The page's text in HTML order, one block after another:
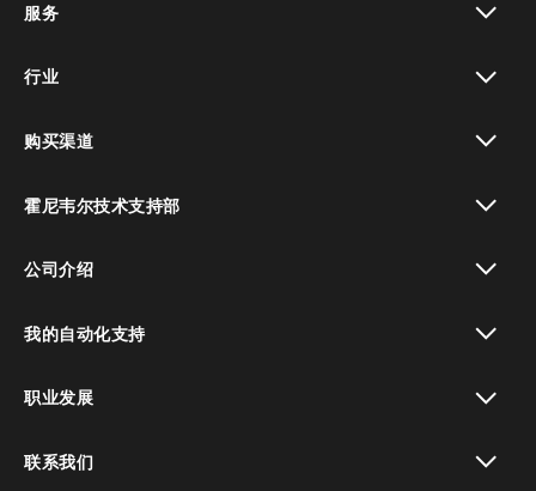
服务
行业
购买渠道
霍尼韦尔技术支持部
公司介绍
我的自动化支持
职业发展
联系我们